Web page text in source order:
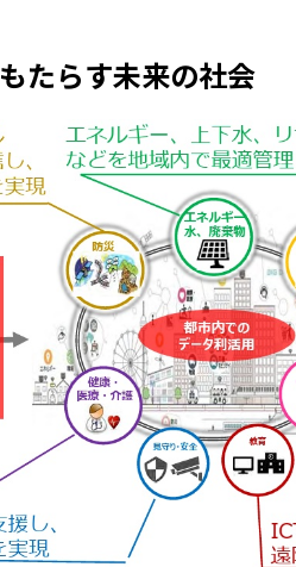
たらす未来の社会